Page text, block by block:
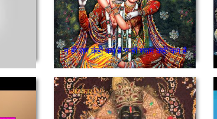
न ही राम कंही कम है न ही श्याम कही कम है